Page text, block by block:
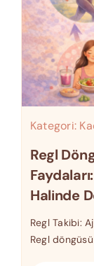
Kategori:
Regl
Halinde
Regl Takibi:
Regl döngüsü